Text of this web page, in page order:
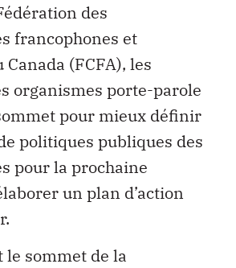
des
francophones et
(FCFA), les
organismes porte-parole
pour mieux définir
politiques publiques des
pour la prochaine
un plan d’action
sommet de la